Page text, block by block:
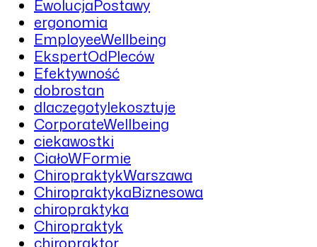
EwolucjaPostawy
ergonomia
EmployeeWellbeing
EkspertOdPleców
Efektywność
dobrostan
dlaczegotylekosztuje
CorporateWellbeing
ciekawostki
CiałoWFormie
ChiropraktykWarszawa
ChiropraktykaBiznesowa
chiropraktyka
Chiropraktyk
chiropraktor